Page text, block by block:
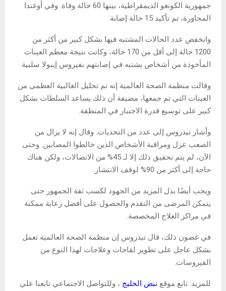
جمهورية الكونغو الديمقراطية، بينها 60 حالة وفاة. وفي أوغندا
المجاورة، تم تأكيد 15 حالة إصابة.
وانخفض عدد الحالات المشتبه فيها بشكل كبير من أكثر من
1200 حالة إلى أقل من 170 حالة، وكانت نتيجة معظم العينات
المأخوذة من أشخاص يشتبه في إصابتهم بفيروس إيبولا سلبية.
وقالت منظمة الصحة العالمية إنه تم تحليل الغالبية العظمى من
العينات التي تم جمعها، مضيفة أن ذلك يساعد السلطات بشكل
كبير على توسيع قدرة الاختبار في المنطقة.
وأشار تيدروس إلى عدد من التحديات. وقال إنه لا يزال من
الصعب عزل ومراقبة الأشخاص الذين خالطوا المصابين. وحتى
الآن، لم يتم تحقيق ذلك إلا لـ 45% من الاتصالات، ولكن هناك
حاجة إلى أكثر من 90% لوقف الانتشار.
ويجب أيضًا بذل المزيد من الجهود لكسب ثقة الجمهور حتى
يتمكن المرضى من التقدم والحصول على أفضل رعاية ممكنة
في مراكز العلاج المخصصة.
في غضون ذلك، قال تيدروس إن منظمة الصحة العالمية تعمل
بشكل عاجل على تطوير لقاحات وعلاجات لهذا النوع من
الفيروسات.
للمزيد: تابع موقع نبض الخليج ، وللتواصل الاجتماعي تابعنا علي